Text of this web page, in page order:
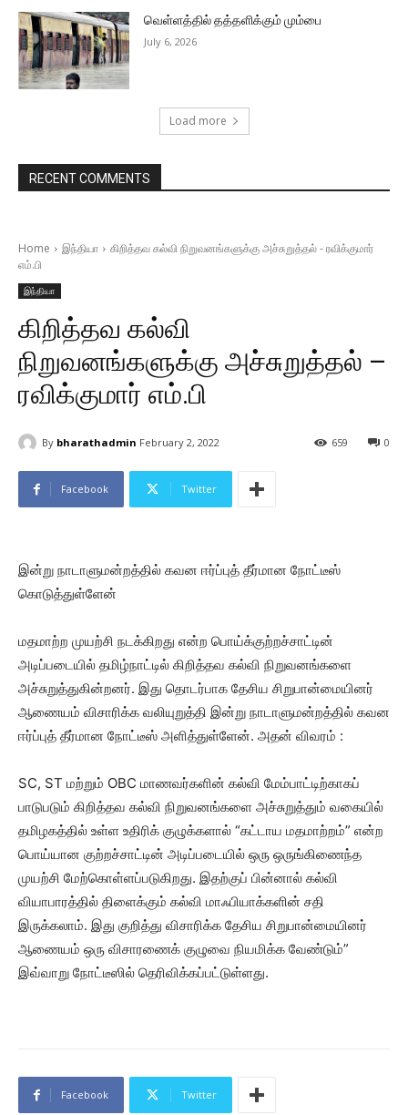
வெள்ளத்தில் தத்தளிக்கும் மும்பை
July 6, 2026
Load more
RECENT COMMENTS